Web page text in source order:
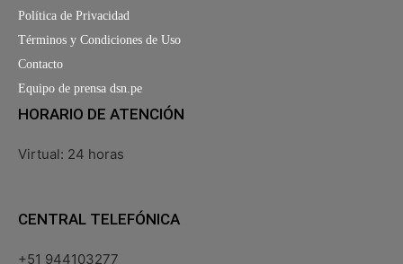
Política de Privacidad
Términos y Condiciones de Uso
Contacto
Equipo de prensa dsn.pe
HORARIO DE ATENCIÓN
Virtual: 24 horas
CENTRAL TELEFÓNICA
+51 944103277